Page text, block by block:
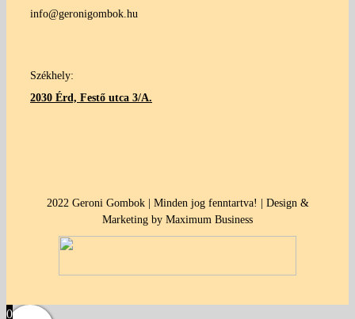
info@geronigombok.hu
Székhely:
2030 Érd, Festő utca 3/A.
2022 Geroni Gombok | Minden jog fenntartva! | Design &
Marketing by Maximum Business
0